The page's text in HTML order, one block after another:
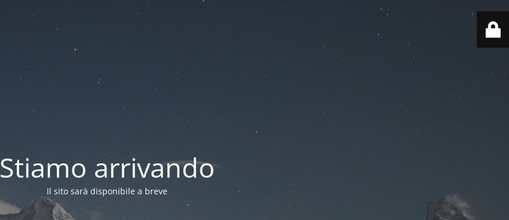
Stiamo arrivando
Il sito sarà disponibile a breve